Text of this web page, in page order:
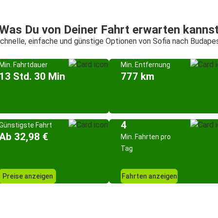
Du von Deiner Fahrt erwarten
einfache und günstige Optionen von Sofia nach
Fahrtdauer
Std. 30 Min
Min. Entfernung
777 km
Fahrt
32,98 €
Preise anzeigen
4
Min. Fahrten pro
Tag
Fahrten anzeigen